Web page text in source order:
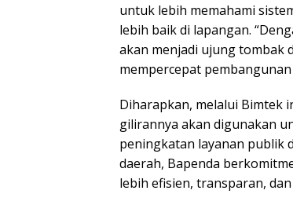
untuk lebih memahami
lebih baik di lapangan.
akan menjadi ujung tombak
mempercepat
Diharapkan, melalui Bimtek
gilirannya akan digunakan
peningkatan layanan publik
daerah, Bapenda
lebih efisien, transparan,